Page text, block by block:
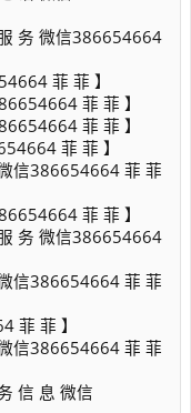
务 微信386654664
菲 菲 】
菲 菲 】
菲 菲 】
菲 菲 】
信386654664 菲 菲
菲 菲 】
务 微信386654664
信386654664 菲 菲
菲 菲 】
信386654664 菲 菲
信 息 微信